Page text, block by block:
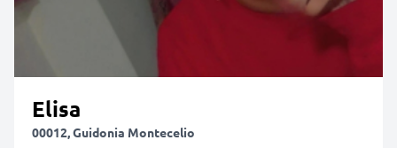
Elisa
00012, Guidonia Montecelio